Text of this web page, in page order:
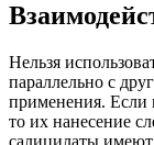
Нельзя
параллельно с
применения. Если
то их нанесение